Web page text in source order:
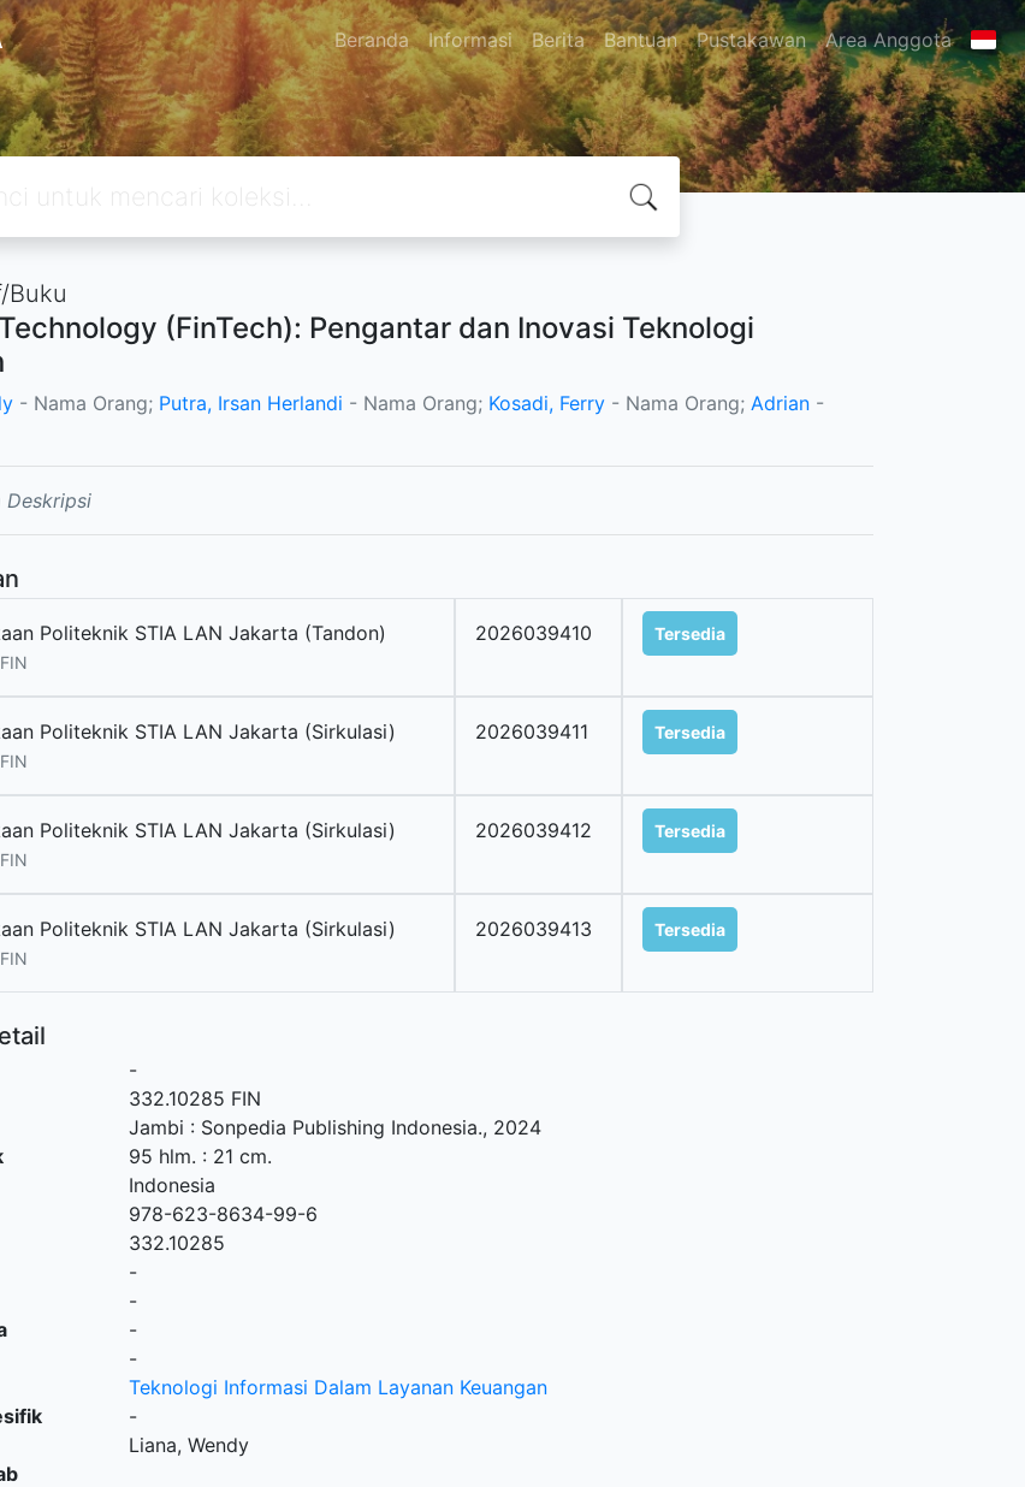
Beranda Informasi Berita Bantuan Pustakawan Area Anggota
Buku
(FinTech): Pengantar dan Inovasi Teknologi
- Nama Orang; Putra, Irsan Herlandi - Nama Orang; Kosadi, Ferry - Nama Orang; Adrian -
Deskripsi
Politeknik STIA LAN Jakarta (Tandon) 2026039410 Tersedia
Politeknik STIA LAN Jakarta (Sirkulasi) 2026039411 Tersedia
Politeknik STIA LAN Jakarta (Sirkulasi) 2026039412 Tersedia
Politeknik STIA LAN Jakarta (Sirkulasi) 2026039413 Tersedia
-
332.10285 FIN
Jambi : Sonpedia Publishing Indonesia., 2024
95 hlm. : 21 cm.
Indonesia
978-623-8634-99-6
332.10285
-
-
-
-
Teknologi Informasi Dalam Layanan Keuangan
-
Liana, Wendy